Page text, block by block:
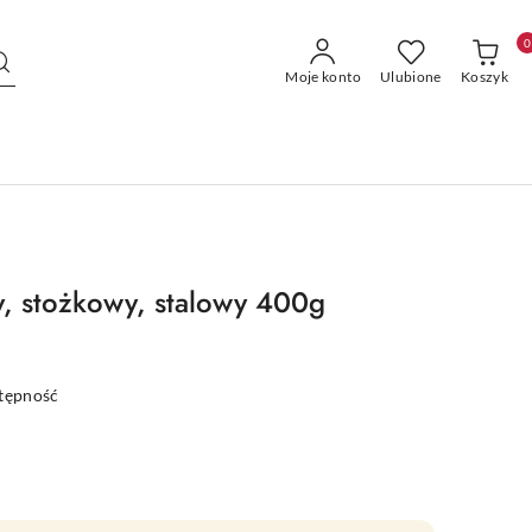
Moje konto Ulubione Koszyk
0
stożkowy, stalowy 400g